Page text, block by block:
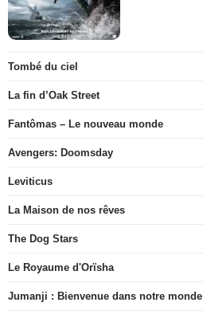
Tombé du ciel
La fin d’Oak Street
Fantômas – Le nouveau monde
Avengers: Doomsday
Leviticus
La Maison de nos rêves
The Dog Stars
Le Royaume d'Orïsha
Jumanji : Bienvenue dans notre monde